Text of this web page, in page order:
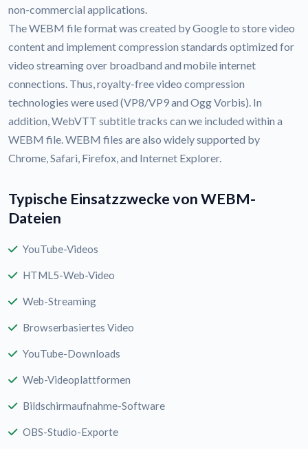
non-commercial applications.
The WEBM file format was created by Google to store video
content and implement compression standards optimized for
video streaming over broadband and mobile internet
connections. Thus, royalty-free video compression
technologies were used (VP8/VP9 and Ogg Vorbis). In
addition, WebVTT subtitle tracks can we included within a
WEBM file. WEBM files are also widely supported by
Chrome, Safari, Firefox, and Internet Explorer.
Typische Einsatzzwecke von WEBM-
Dateien
YouTube-Videos
HTML5-Web-Video
Web-Streaming
Browserbasiertes Video
YouTube-Downloads
Web-Videoplattformen
Bildschirmaufnahme-Software
OBS-Studio-Exporte